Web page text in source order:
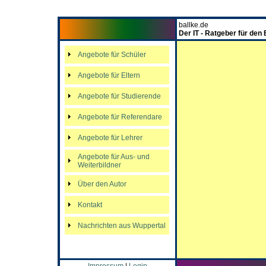
ballke.de
Der IT - Ratgeber für
Angebote für Schüler
Angebote für Eltern
Angebote für Studierende
Angebote für Referendare
Angebote für Lehrer
Angebote für Aus- und
Weiterbildner
Über den Autor
Kontakt
Nachrichten aus Wuppertal